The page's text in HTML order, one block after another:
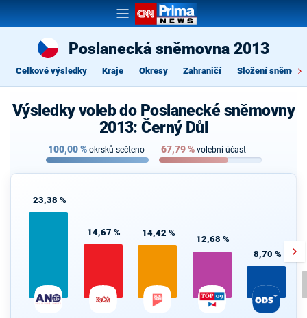
Poslanecká sněmovna 2013
Celkové výsledky Kraje Okresy Zahraničí Složení
Výsledky voleb do Poslanecké sněmovny
2013: Černý Důl
100,00% okrsků sečteno 67,79% volební účast
23,38 %
14,67 % 14,42 %
12,68 %
8,70 %